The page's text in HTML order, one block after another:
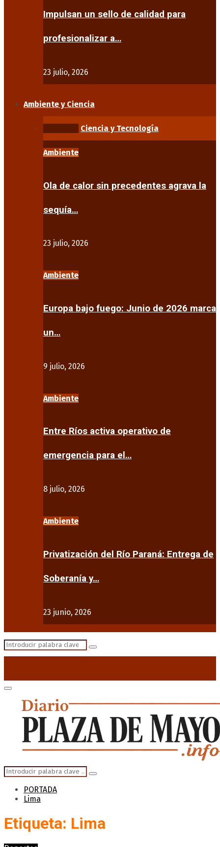
Impulsan un sello de calidad para
profesionalizar a…
23 julio, 2026
Ambiente y Ciencia
Ciencia y Tecnología
Ambiente
Ola de calor sin precedentes agrava la
sequía…
23 julio, 2026
Ambiente
Europa bajo fuego: Junio de 2026 marca
un…
9 julio, 2026
Ambiente
Entre Ríos activa operativo de
emergencia para el…
8 julio, 2026
Ambiente
Privatización del Río Paraná: Entrega de
Soberanía y…
23 junio, 2026
Search
Search
Primary
Menu
Search
for:
Search
PORTADA
Lima
Etiqueta: Lima